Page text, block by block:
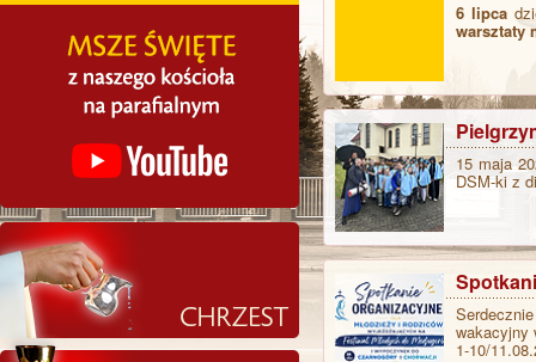
6 lipca
warsztaty
15 maja
DSM-ki z
wakacyjny
1-10/